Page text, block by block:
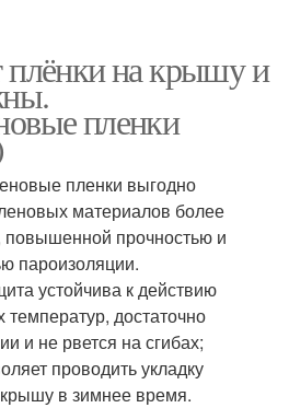
на крышу и
пленки
пленки выгодно
материалов более
прочностью и
пароизоляции.
устойчива к действию
температур, достаточно
и не рвется на сгибах;
проводить укладку
в зимнее время.